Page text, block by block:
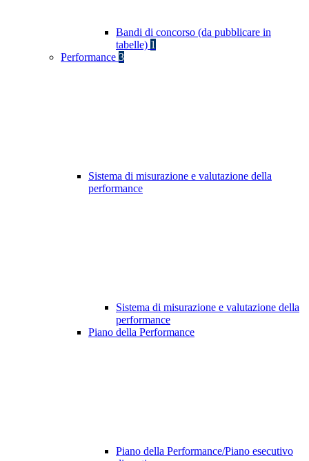
Bandi di concorso (da pubblicare in
tabelle) 1
Performance 3
Sistema di misurazione e valutazione della
performance
Sistema di misurazione e valutazione della
performance
Piano della Performance
Piano della Performance/Piano esecutivo